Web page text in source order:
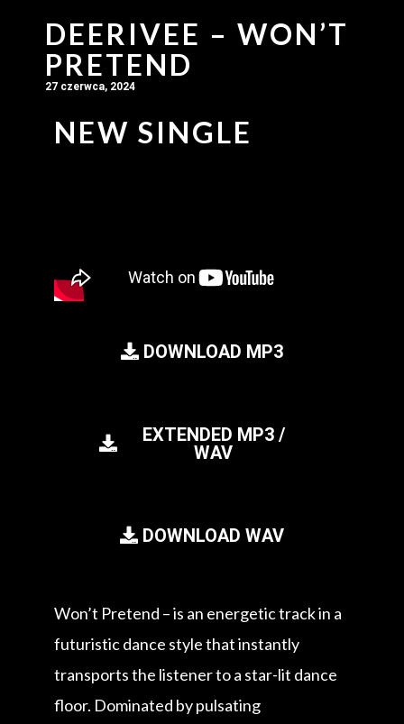
DEERIVEE – WON’T
PRETEND
27 czerwca, 2024
NEW SINGLE
DOWNLOAD MP3
EXTENDED MP3 /
WAV
DOWNLOAD WAV
Won’t Pretend – is an energetic track in a
futuristic dance style that instantly
transports the listener to a star-lit dance
floor. Dominated by pulsating